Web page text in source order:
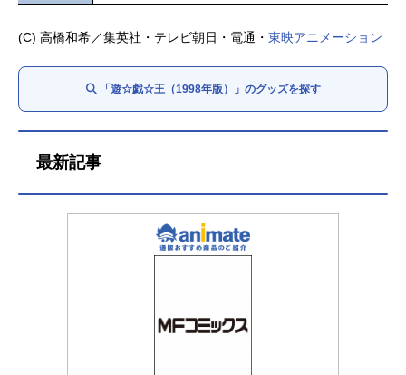
(C) 高橋和希／集英社・テレビ朝日・電通・ 東映アニメーション
「遊☆戯☆王（1998年版）」のグッズを探す
最新記事